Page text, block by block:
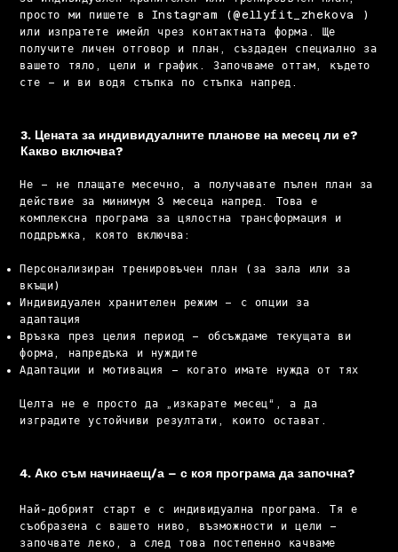
просто ми пишете в Instagram (@ellyfit_zhekova )
или изпратете имейл чрез контактната форма. Ще
получите личен отговор и план, създаден специално за
вашето тяло, цели и график. Започваме оттам, където
сте – и ви водя стъпка по стъпка напред.
3. Цената за индивидуалните планове на месец ли е?
Какво включва?
Не – не плащате месечно, а получавате пълен план за
действие за минимум 3 месеца напред. Това е
комплексна програма за цялостна трансформация и
поддръжка, която включва:
Персонализиран тренировъчен план (за зала или за
вкъщи)
Индивидуален хранителен режим – с опции за
адаптация
Връзка през целия период – обсъждаме текущата ви
форма, напредъка и нуждите
Адаптации и мотивация – когато имате нужда от тях
Целта не е просто да „изкарате месец“, а да
изградите устойчиви резултати, които остават.
4. Ако съм начинаещ/а – с коя програма да започна?
Най-добрият старт е с индивидуална програма. Тя е
съобразена с вашето ниво, възможности и цели –
започвате леко, а след това постепенно качваме